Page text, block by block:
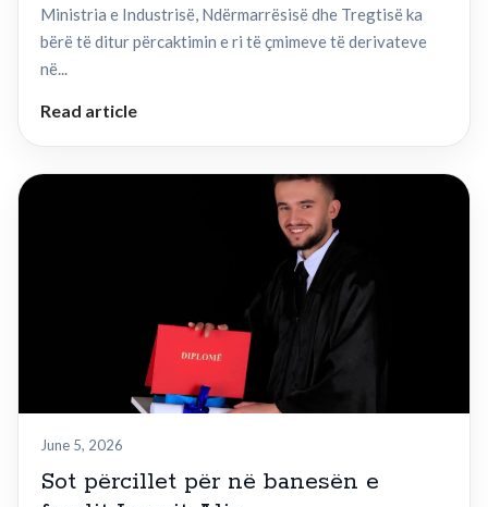
Ministria e Industrisë, Ndërmarrësisë dhe Tregtisë ka
bërë të ditur përcaktimin e ri të çmimeve të derivateve
në...
Read article
June 5, 2026
Sot përcillet për në banesën e